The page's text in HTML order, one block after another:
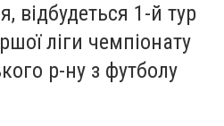
відбудеться 1-й тур
ліги чемпіонату
р-ну з футболу